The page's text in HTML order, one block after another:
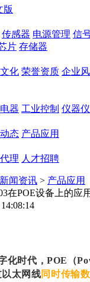
版
传感器 电源管理 信
片 存储器
化 荣誉资质 企业
器 工业控制 仪器
态 产品应用
理 人才招聘
新闻资讯 > 产品应用
在POE设备上的应
时代，POE（
太网线同时传输